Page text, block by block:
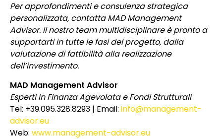
Per approfondimenti e consulenza strategica
personalizzata, contatta MAD Management
Advisor. Il nostro team multidisciplinare è pronto a
supportarti in tutte le fasi del progetto, dalla
valutazione di fattibilità alla realizzazione
dell’investimento.
MAD Management Advisor
Esperti in Finanza Agevolata e Fondi Strutturali
Tel: +39.095.328.8293 | Email: info@management-
advisor.eu
Web: www.management-advisor.eu